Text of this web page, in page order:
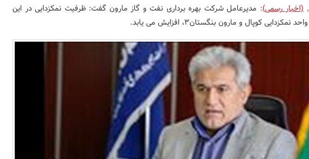
, (اخبار رسمی):
مدیرعامل شرکت بهره برداری نفت و گاز مارون گفت: ظرفیت نمک‎زدایی در این
کوپال و مارون بنگستان3، افزایش می یابد.